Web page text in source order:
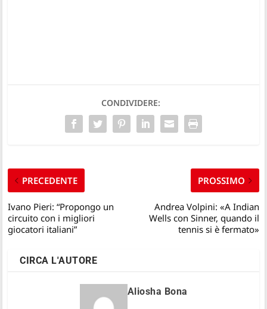
CONDIVIDERE:
PRECEDENTE
Ivano Pieri: “Propongo un
circuito con i migliori
giocatori italiani”
PROSSIMO
Andrea Volpini: «A Indian
Wells con Sinner, quando il
tennis si è fermato»
CIRCA L'AUTORE
Aliosha Bona